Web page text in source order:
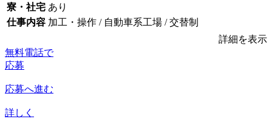
寮・社宅 あり
仕事内容 加工・操作 / 自動車系工場 / 交替制
詳細を表示
無料電話で
応募
応募へ進む
詳しく